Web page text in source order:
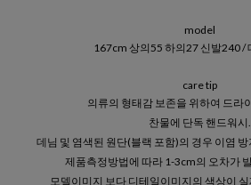
model
167cm 상의55 하의27 신발240 /
care tip
의류의 형태감 보존을 위하여 드라
찬물에 단독 핸드워시.
데님 및 염색된 원단(블랙 포함)의 경우 이염
제품측정방법에 따라 1-3cm의 오차가
모델이미지 보다 디테일이미지의 색상이